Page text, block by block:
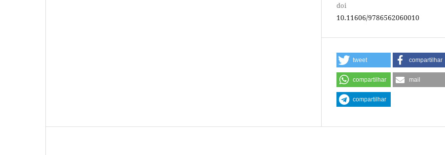
doi
10.11606/9786562060010
tweet compartilhar
compartilhar mail
compartilhar